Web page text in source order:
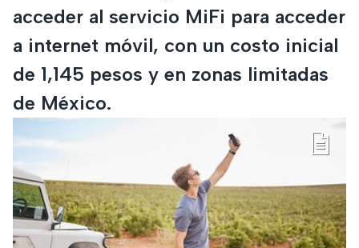
acceder al servicio MiFi para acceder
a internet móvil, con un costo inicial
de 1,145 pesos y en zonas limitadas
de México.